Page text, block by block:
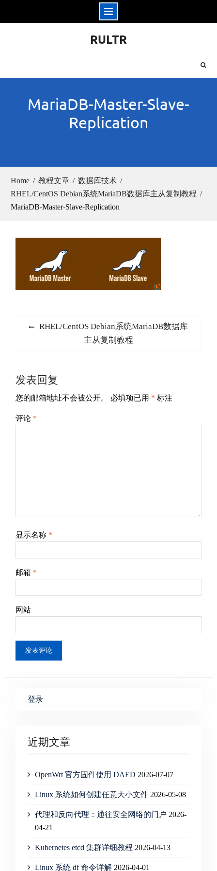
RULTR
MariaDB-Master-Slave-
Replication
Home 教程文章
数据库技术
RHEL/CentOS Debian系统MariaDB数据库主从复制教程
MariaDB-Master-Slave-Replication
Previous
RHEL/CentOS Debian系统MariaDB数据库
主从复制教程
发表回复
您的邮箱地址不会被公开。 必填项已用 * 标注
评论 *
显示名称 *
邮箱 *
网站
登录
近期文章
OpenWrt 官方固件使用 DAED 2026-07-07
Linux 系统如何创建任意大小文件 2026-05-08
代理和反向代理：通往安全网络的门户 2026-
04-21
Kubernetes etcd 集群详细教程 2026-04-13
Linux 系统 df 命令详解 2026-04-01